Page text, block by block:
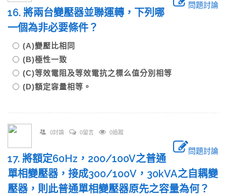
問題討論
16. 將兩台變壓器並聯運轉，下列哪
一個為非必要條件？
(A)變壓比相同
(B)極性一致
(C)等效電阻及等效電抗之標么值分別相等
(D)額定容量相等。
0討論 0留言 0追蹤
問題討論
17. 將額定60Hz，200/100V之普通
單相變壓器，接成300/100V，30kVA之自耦變
壓器，則此普通單相變壓器原先之容量為何？